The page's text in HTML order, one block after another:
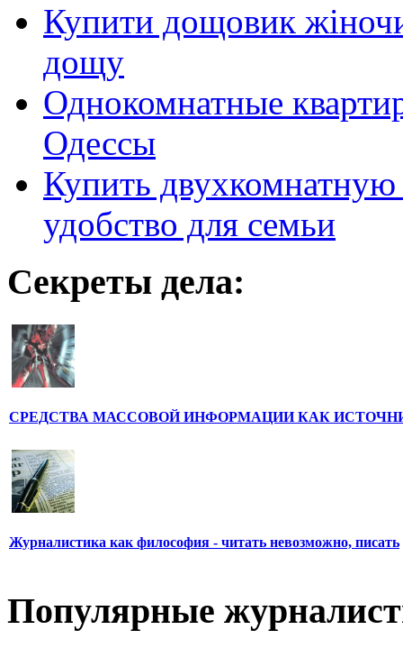
Купити дощовик
дощу
Однокомнатные
Одессы
Купить
удобство для семьи
Секреты дела:
СРЕДСТВА МАССОВОЙ ИНФОРМАЦИИ КАК
Журналистика как философия - читать невозможно, писать
Популярные